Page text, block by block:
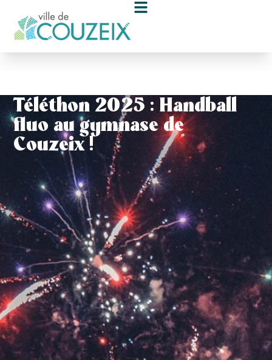
Téléthon 2025 : Handball
fluo au gymnase de
Couzeix !